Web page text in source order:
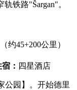
铁路"Šargan"。
45+200公里）
： 四星酒店
公园】。开始德里